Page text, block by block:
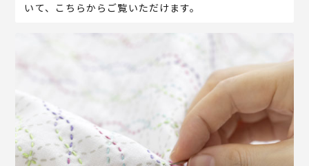
いて、こちらからご覧いただけます。